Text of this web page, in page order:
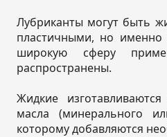
Лубриканты могут быть
пластичными, но
широкую сферу
распространены.
Жидкие
масла (минерального
которому добавляются